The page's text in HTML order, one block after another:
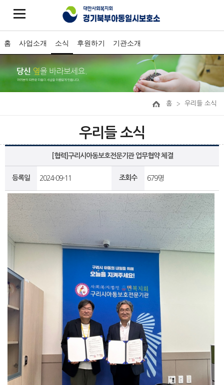
홈 사업소개 소식 후원하기 기관소개
홈 우리들 소식
우리들 소식
[협력]구리시아동보호전문기관 업무협약 체결
등록일 2024-09-11 조회수 679명